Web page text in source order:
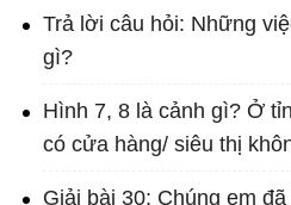
Trả lời câu hỏi: Những
gì?
Hình 7, 8 là cảnh gì? Ở
có cửa hàng/ siêu thị
Giải bài 30: Chúng em